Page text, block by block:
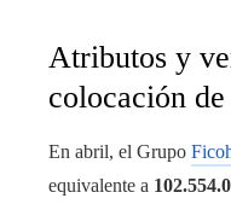
Atributos y
colocación
En abril, el Grupo
equivalente a